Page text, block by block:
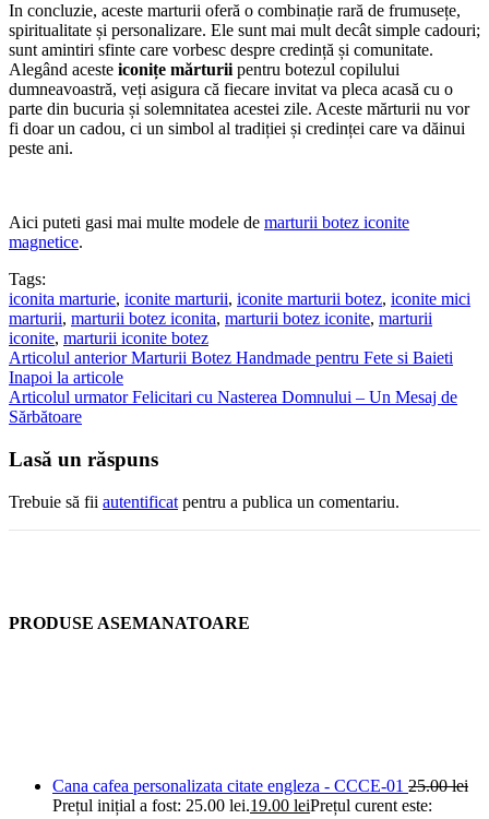
In concluzie, aceste marturii oferă o combinație rară de frumusețe,
spiritualitate și personalizare. Ele sunt mai mult decât simple cadouri;
sunt amintiri sfinte care vorbesc despre credință și comunitate.
Alegând aceste iconițe mărturiipentru botezul copilului
dumneavoastră, veți asigura că fiecare invitat va pleca acasă cu o
parte din bucuria și solemnitatea acestei zile. Aceste mărturii nu vor
fi doar un cadou, ci un simbol al tradiției și credinței care va dăinui
peste ani.
Aici puteti gasi mai multe modele de marturii botez iconite
magnetice.
Tags:
iconita marturie, iconite marturii, iconite marturii botez, iconite mici
marturii, marturii botez iconita, marturii botez iconite, marturii
iconite, marturii iconite botez
Articolul anterior Marturii Botez Handmade pentru Fete si Baieti
Inapoi la articole
Articolul urmator Felicitari cu Nasterea Domnului – Un Mesaj de
Sărbătoare
Lasă un răspuns
Trebuie să fii autentificat pentru a publica un comentariu.
PRODUSE ASEMANATOARE
Cana cafea personalizata citate engleza - CCCE-01 25.00lei
Prețul inițial a fost: 25.00 lei.19.00 leiPrețul curent este: